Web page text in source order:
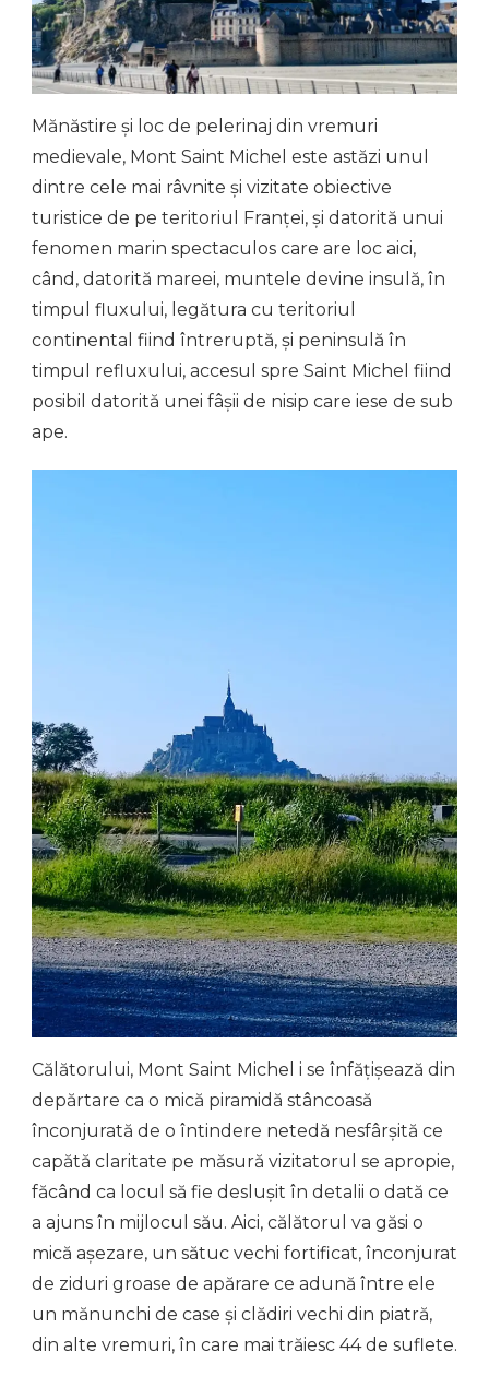
Mănăstire și loc de pelerinaj din vremuri
medievale, Mont Saint Michel este astăzi unul
dintre cele mai râvnite și vizitate obiective
turistice de pe teritoriul Franței, și datorită unui
fenomen marin spectaculos care are loc aici,
când, datorită mareei, muntele devine insulă, în
timpul fluxului, legătura cu teritoriul
continental fiind întreruptă, și peninsulă în
timpul refluxului, accesul spre Saint Michel fiind
posibil datorită unei fâșii de nisip care iese de sub
ape.
Călătorului, Mont Saint Michel i se înfățișează din
depărtare ca o mică piramidă stâncoasă
înconjurată de o întindere netedă nesfârșită ce
capătă claritate pe măsură vizitatorul se apropie,
făcând ca locul să fie deslușit în detalii o dată ce
a ajuns în mijlocul său. Aici, călătorul va găsi o
mică așezare, un sătuc vechi fortificat, înconjurat
de ziduri groase de apărare ce adună între ele
un mănunchi de case și clădiri vechi din piatră,
din alte vremuri, în care mai trăiesc 44 de suflete.